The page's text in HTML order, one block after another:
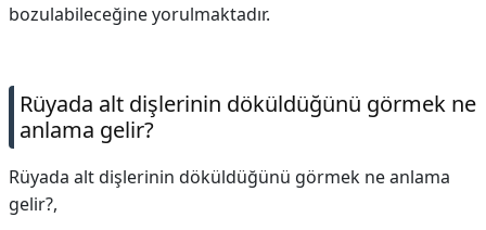
bozulabileceğine yorulmaktadır.
Rüyada alt dişlerinin döküldüğünü görmek ne
anlama gelir?
Rüyada alt dişlerinin döküldüğünü görmek ne anlama
gelir?,